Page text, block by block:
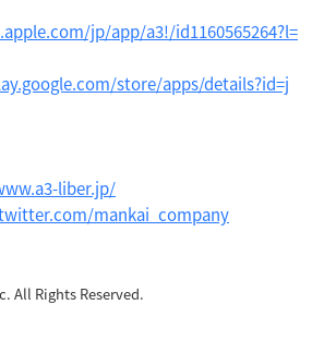
jp/app/a3!/id1160565264?l=
store/apps/details?id=j
liber.jp/
mankai_company
All Rights Reserved.